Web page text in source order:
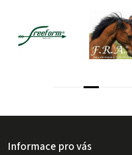
Informace pro vás